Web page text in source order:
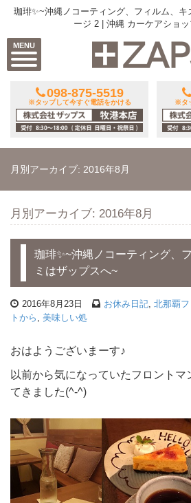
MENU
珈琲✨~沖縄ノコーティング、フィルム、
ージ 2 | 沖縄 カーケアショ
098-875-5519
※タップして今すぐ電話をかける ※タ
月別アーカイブ: 2016年8月
月別アーカイブ: 2016年8月
珈琲✨~沖縄ノコーティング、
ミはザップスへ~
2016年8月23日 お休み日記 北那覇
トから
美味しい処
おはようございまーす♪
以前から気になっていたフロントマ
てきました(^-^)